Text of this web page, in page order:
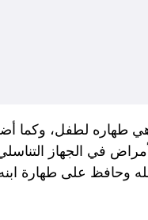
طهاره لطفل، وكما
في الجهاز
وحافظ على طهارة